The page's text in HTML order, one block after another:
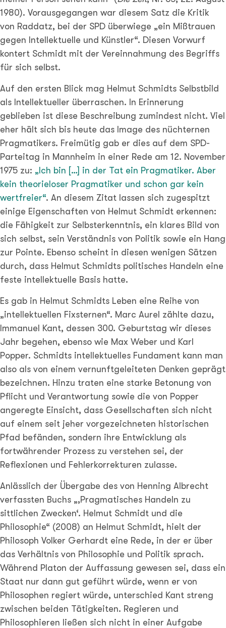
1980). Vorausgegangen war diesem Satz die Kritik
von Raddatz, bei der SPD überwiege „ein Mißtrauen
gegen Intellektuelle und Künstler“. Diesen Vorwurf
kontert Schmidt mit der Vereinnahmung des Begriffs
für sich selbst.
Auf den ersten Blick mag Helmut Schmidts Selbstbild
als Intellektueller überraschen. In Erinnerung
geblieben ist diese Beschreibung zumindest nicht. Viel
eher hält sich bis heute das Image des nüchternen
Pragmatikers. Freimütig gab er dies auf dem SPD-
Parteitag in Mannheim in einer Rede am 12. November
1975 zu: „Ich bin […] in der Tat ein Pragmatiker. Aber
kein theorieloser Pragmatiker und schon gar kein
wertfreier“. An diesem Zitat lassen sich zugespitzt
einige Eigenschaften von Helmut Schmidt erkennen:
die Fähigkeit zur Selbsterkenntnis, ein klares Bild von
sich selbst, sein Verständnis von Politik sowie ein Hang
zur Pointe. Ebenso scheint in diesen wenigen Sätzen
durch, dass Helmut Schmidts politisches Handeln eine
feste intellektuelle Basis hatte.
Es gab in Helmut Schmidts Leben eine Reihe von
„intellektuellen Fixsternen“. Marc Aurel zählte dazu,
Immanuel Kant, dessen 300. Geburtstag wir dieses
Jahr begehen, ebenso wie Max Weber und Karl
Popper. Schmidts intellektuelles Fundament kann man
also als von einem vernunftgeleiteten Denken geprägt
bezeichnen. Hinzu traten eine starke Betonung von
Pflicht und Verantwortung sowie die von Popper
angeregte Einsicht, dass Gesellschaften sich nicht
auf einem seit jeher vorgezeichneten historischen
Pfad befänden, sondern ihre Entwicklung als
fortwährender Prozess zu verstehen sei, der
Reflexionen und Fehlerkorrekturen zulasse.
Anlässlich der Übergabe des von Henning Albrecht
verfassten Buchs „,Pragmatisches Handeln zu
sittlichen Zwecken‘. Helmut Schmidt und die
Philosophie“ (2008) an Helmut Schmidt, hielt der
Philosoph Volker Gerhardt eine Rede, in der er über
das Verhältnis von Philosophie und Politik sprach.
Während Platon der Auffassung gewesen sei, dass ein
Staat nur dann gut geführt würde, wenn er von
Philosophen regiert würde, unterschied Kant streng
zwischen beiden Tätigkeiten. Regieren und
Philosophieren ließen sich nicht in einer Aufgabe